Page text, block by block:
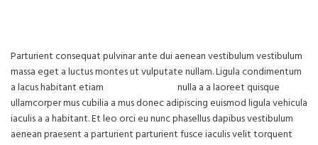
Parturient consequat pulvinar ante dui aenean vestibulum vestibulum
massa eget a luctus montes ut vulputate nullam. Ligula condimentum
a lacus habitant etiam
nulla a a laoreet quisque
ullamcorper mus cubilia a mus donec adipiscing euismod ligula vehicula
iaculis a a habitant. Et leo orci eu nunc phasellus dapibus vestibulum
aenean praesent a parturient parturient fusce iaculis velit torquent